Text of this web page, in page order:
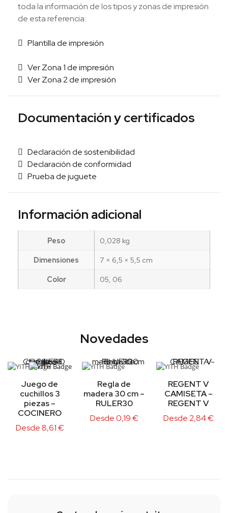
toda la información de los tipos y zonas de impresión
de esta referencia:
Plantilla de impresión
Ver Zona 1 de impresión
Ver Zona 2 de impresión
Documentación y certificados
Declaración de sostenibilidad
Declaración de conformidad
Prueba de juguete
Información adicional
Peso
0,028 kg
Dimensiones
7 × 6,5 × 5,5 cm
Color
05, 06
Novedades
Juego de
cuchillos 3
piezas –
COCINERO
Desde8,61€
Regla de
madera 30 cm –
RULER30
Desde0,19€
REGENT V
CAMISETA –
REGENT V
Desde2,84€